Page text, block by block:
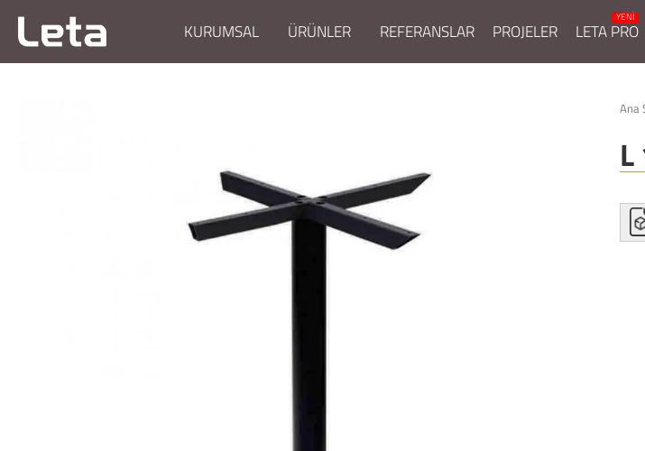
KURUMSAL ÜRÜNLER REFERANSLAR PROJELER LETA PRO
Ana